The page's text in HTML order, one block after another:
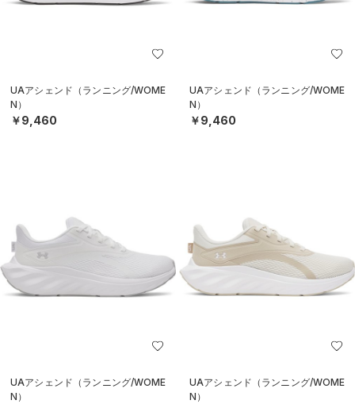
UAアシェンド（ランニング/WOME
N）
￥9,460
UAアシェンド（ランニング/WOME
N）
￥9,460
UAアシェンド（ランニング/WOME
N）
UAアシェンド（ランニング/WOME
N）